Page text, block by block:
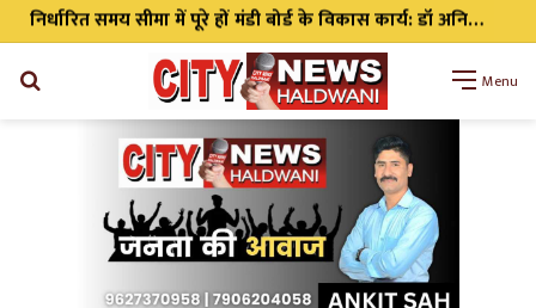
निर्धारित समय सीमा में पूरे हों मंडी बोर्ड के विकास कार्य: डॉ अनिल डब्बू
Menu